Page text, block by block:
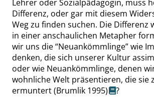
Lehrer oder Sozialpädagogin, muss
Differenz, oder gar mit diesem
Weg zu finden suchen. Die Differenz
in einer anschaulichen Metapher
wir uns die“Neuankömmlinge”wie
denken, die sich unserer Kultur
oder wie Neuankömmlinge, denen
wohnliche Welt präsentieren, die sie
ermuntert(Brumlik 1995)
?